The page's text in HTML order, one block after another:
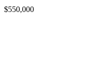
$550,000